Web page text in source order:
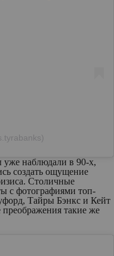
наблюдали в 90-х,
создать ощущение
Столичные
с фотографиями топ-
Тайры Бэнкс и Кейт
такие же